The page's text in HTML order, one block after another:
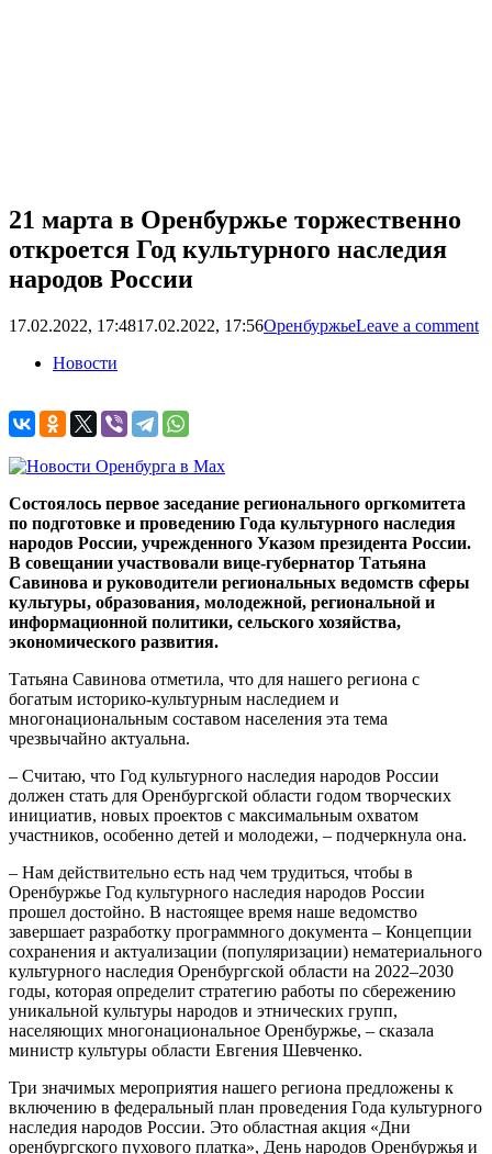
21 марта в Оренбуржье торжественно
откроется Год культурного наследия
народов России
17.02.2022, 17:4817.02.2022, 17:56ОренбуржьеLeave a comment
Новости
Состоялось первое заседание регионального оргкомитета
по подготовке и проведению Года культурного наследия
народов России, учрежденного Указом президента России.
В совещании участвовали вице-губернатор Татьяна
Савинова и руководители региональных ведомств сферы
культуры, образования, молодежной, региональной и
информационной политики, сельского хозяйства,
экономического развития.
Татьяна Савинова отметила, что для нашего региона с
богатым историко-культурным наследием и
многонациональным составом населения эта тема
чрезвычайно актуальна.
– Считаю, что Год культурного наследия народов России
должен стать для Оренбургской области годом творческих
инициатив, новых проектов с максимальным охватом
участников, особенно детей и молодежи, – подчеркнула она.
– Нам действительно есть над чем трудиться, чтобы в
Оренбуржье Год культурного наследия народов России
прошел достойно. В настоящее время наше ведомство
завершает разработку программного документа – Концепции
сохранения и актуализации (популяризации) нематериального
культурного наследия Оренбургской области на 2022–2030
годы, которая определит стратегию работы по сбережению
уникальной культуры народов и этнических групп,
населяющих многонациональное Оренбуржье, – сказала
министр культуры области Евгения Шевченко.
Три значимых мероприятия нашего региона предложены к
включению в федеральный план проведения Года культурного
наследия народов России. Это областная акция «Дни
оренбургского пухового платка», День народов Оренбуржья и